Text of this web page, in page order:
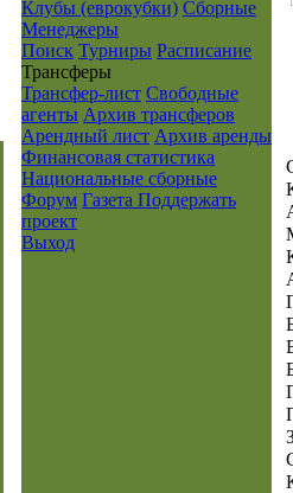
Клубы (еврокубки) Сборные
Менеджеры
Поиск Турниры Расписание
Транcферы
Трансфер-лист Свободные
агенты Архив трансферов
Арендный лист Архив аренды
Финансовая статистика
Национальные сборные
Форум Газета Поддержать
проект
Выход